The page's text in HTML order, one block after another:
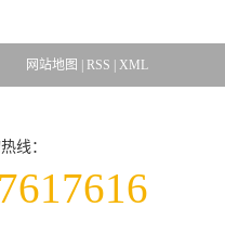
网站地图 RSS XML
线：